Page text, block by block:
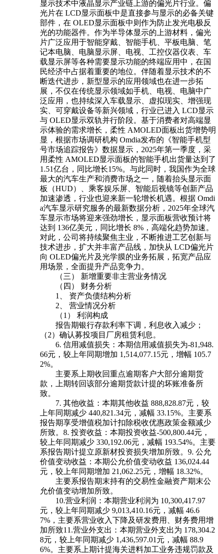
显示技术中液晶显示产业链上游的偏光片行业。偏
光片在 LCD显示面板中是直接参与显示的必备关键
部件，在 OLED显示面板中则作为防止发光电极反
光的功能器件。作为半导体显示的上游材料，偏光
片广泛应用于智能穿戴、智能手机、平板电脑、笔
记本电脑、电脑显示屏、电视、工控仪器仪表、车
载显示屏等各种需要显示功能的终端应用中，在国
民经济中占据着重要的地位。伴随着显示技术的不
断迭代进步，新型显示的应用领域也在进一步拓
展，不仅在传统显示领域如手机、电视、电脑中广
泛应用，也持续深入车载显示、虚拟现实、增强现
实、可穿戴设备等新兴领域，行业已进入 LCD显示
与 OLED显示双轨并行阶段。基于消费者对高端显
示体验的需求增长，柔性 AMOLED面板出货增势明
显，根据市场调研机构 Omdia发布的《智能手机型
号市场追踪报告》数据显示，2025年第一季度，采
用柔性 AMOLED显示面板的智能手机出货量达到了
1.51亿台，同比增长15%。与此同时，我国作为全球
最大的汽车生产和消费市场之一，随着抬头显示面
板（HUD）、乘客娱乐屏、智能后视镜等创新产品
加速渗透，行业也迎来新一轮增长机遇。根据 Omdi
a汽车显示研究服务的最新数据分析，2025年全球汽
车显示市场将迎来强劲增长，显示面板营收预计将
达到 136亿美元，同比增长 8%，高端化趋势加速。
对此，公司将持续聚焦主业，不断推进工艺创新与
技术进步，扩大并丰富产品线，加快从 LCD偏光片
向 OLED偏光片及光学膜的业务拓展，拓宽产品应
用场景，全面提升产品竞争力。
（三） 新增重要非主营业务情况
（四） 财务分析
1、 资产负债结构分析
2、 营业情况分析
（1） 利润构成
报告期银行存款利率下调，利息收入减少；
（2）确认募投项目厂房租赁利息。
6. 信用减值损失：本期信用减值损失为-81,948.
66元，较上年同期增加 1,514,077.15元，增幅 105.7
2%。
主要系上期收回重点逾期客户大部分逾期货
款，上期转回该部分逾期货款计提的坏账准备所
致。
7. 其他收益：本期其他收益 888,828.87元，较
上年同期减少 440,821.34元，减幅 33.15%。主要系
报告期享受增值税加计扣除税收优惠政策金额减少
所致。8. 投资收益：本期投资收益-500,800.44元，
较上年同期减少 330,192.06元，减幅 193.54%。主要
系报告期计提立原新材投资损失增加所致。9. 公允
价值变动收益：本期公允价值变动收益 136,024.44
元，较上年同期增加 21,062.25元，增幅 18.32%。
主要系报告期末持有的交易性金融资产期末公
允价值变动增加所致。
10.营业利润：本期营业利润为 10,300,417.97
元，较上年同期减少 9,013,410.16元，减幅 46.6
7%，主要系营业收入下降及研发费用、财务费用增
加所致11.营业外支出：本期营业外支出为 178,304.2
8元，较上年同期减少 1,436,597.01元，减幅 88.9
6%。主要系上期计提海关进料加工业务违规罚款及